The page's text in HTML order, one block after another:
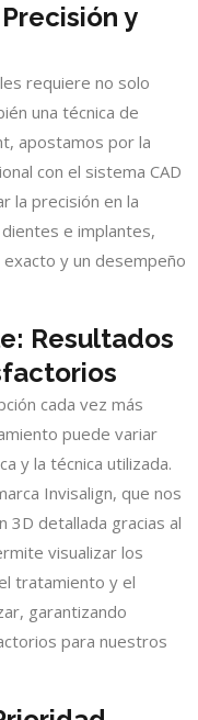
y
requiere no solo
una técnica de
apostamos por la
con el sistema CAD
la precisión en la
e implantes,
y un desempeño
Resultados
cada vez más
puede variar
y la técnica utilizada.
Invisalign, que nos
3D detallada gracias al
visualizar los
tratamiento y el
garantizando
para nuestros